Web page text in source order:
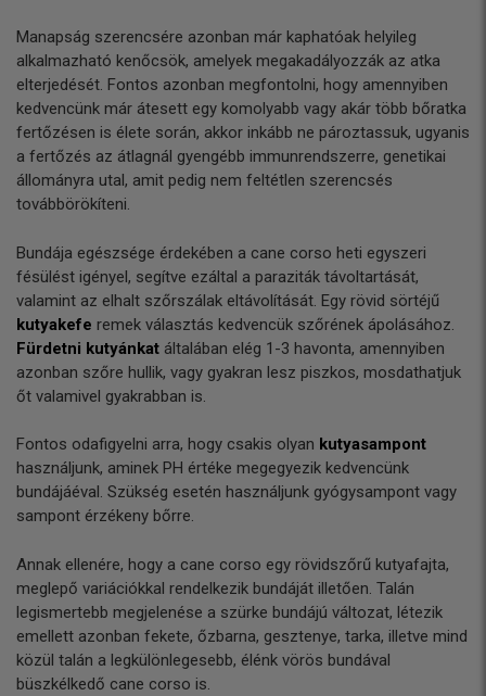
Manapság szerencsére azonban már kaphatóak helyileg
alkalmazható kenőcsök, amelyek megakadályozzák az atka
elterjedését. Fontos azonban megfontolni, hogy amennyiben
kedvencünk már átesett egy komolyabb vagy akár több bőratka
fertőzésen is élete során, akkor inkább ne pároztassuk, ugyanis
a fertőzés az átlagnál gyengébb immunrendszerre, genetikai
állományra utal, amit pedig nem feltétlen szerencsés
továbbörökíteni.
Bundája egészsége érdekében a cane corso heti egyszeri
fésülést igényel, segítve ezáltal a paraziták távoltartását,
valamint az elhalt szőrszálak eltávolítását. Egy rövid sörtéjű
kutyakefe remek választás kedvencük szőrének ápolásához.
Fürdetni kutyánkat általában elég 1-3 havonta, amennyiben
azonban szőre hullik, vagy gyakran lesz piszkos, mosdathatjuk
őt valamivel gyakrabban is.
Fontos odafigyelni arra, hogy csakis olyan kutyasampont
használjunk, aminek PH értéke megegyezik kedvencünk
bundájáéval. Szükség esetén használjunk gyógysampont vagy
sampont érzékeny bőrre.
Annak ellenére, hogy a cane corso egy rövidszőrű kutyafajta,
meglepő variációkkal rendelkezik bundáját illetően. Talán
legismertebb megjelenése a szürke bundájú változat, létezik
emellett azonban fekete, őzbarna, gesztenye, tarka, illetve mind
közül talán a legkülönlegesebb, élénk vörös bundával
büszkélkedő cane corso is.